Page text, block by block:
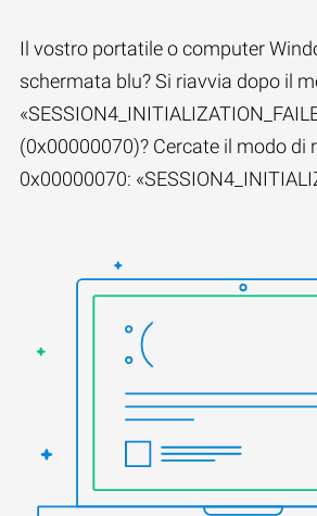
Il vostro portatile o computer
schermata blu? Si riavvia dopo il
(0x00000070)? Cercate il modo di
0x00000070: